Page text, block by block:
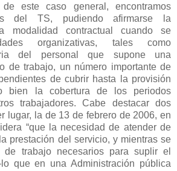
este caso general, encontramos
del TS, pudiendo afirmarse la
modalidad contractual cuando se
organizativas, tales como
del personal que supone una
de trabajo, un número importante de
de cubrir hasta la provisión
bien la cobertura de los periodos
trabajadores. Cabe destacar dos
lugar, la de 13 de febrero de 2006, en
“que la necesidad de atender de
prestación del servicio, y mientras se
de trabajo necesarios para suplir el
que en una Administración pública